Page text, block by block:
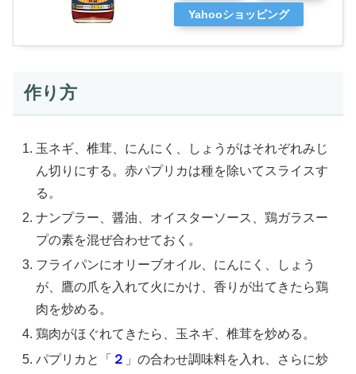
Yahooショッピング
作り方
玉ネギ、椎茸、にんにく、しょうがはそれぞれみじ
ん切りにする。赤パプリカは種を除いてスライスす
る。
ナンプラー、醤油、オイスターソース、鶏ガラスー
プの素を混ぜ合わせておく。
フライパンにオリーブオイル、にんにく、しょう
が、鷹の爪を入れて火にかけ、香りが出てきたら鶏
肉を炒める。
鶏肉がほぐれてきたら、玉ネギ、椎茸を炒める。
パプリカと「 ２ 」の合わせ調味料を入れ、さらに炒